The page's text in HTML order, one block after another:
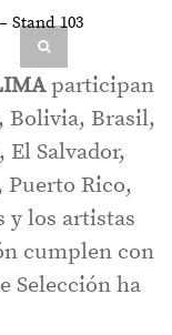
participan
Bolivia, Brasil,
Salvador,
Puerto Rico,
y los artistas
cumplen con
Selección ha